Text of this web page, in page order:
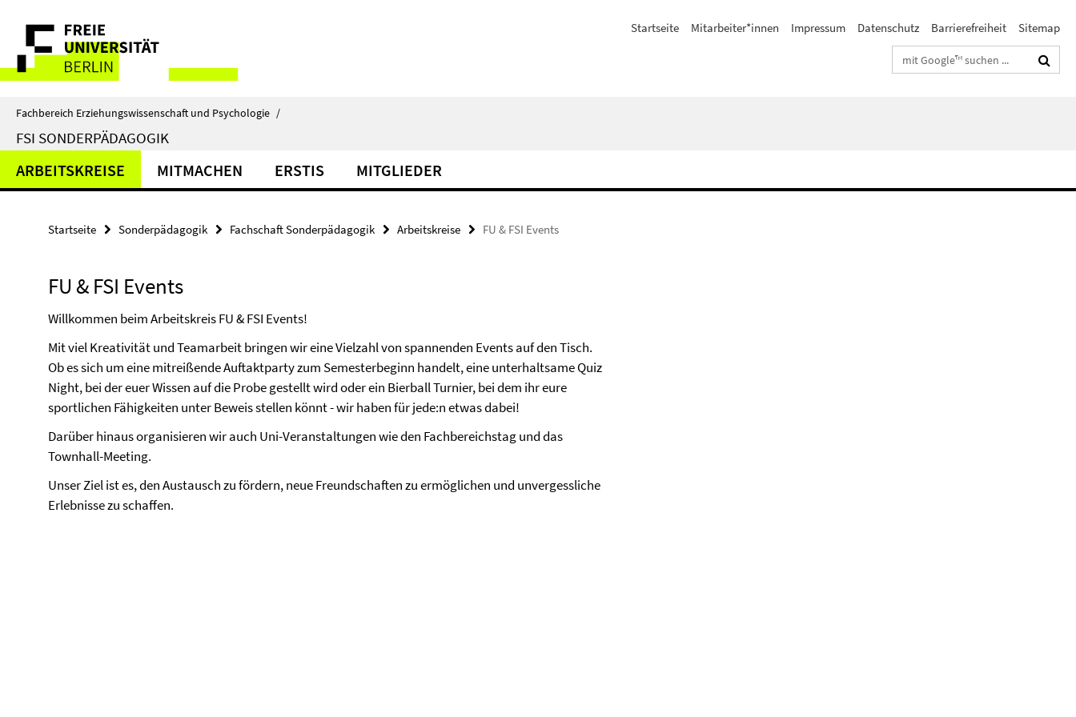
direkt
Inhalt
Service-
Navigation
Startseite Mitarbeiter*innen Impressum Datenschutz Barrierefreiheit
Sitemap
Suchbegriffe
Fachbereich Erziehungswissenschaft und Psychologie /
FSI SONDERPÄDAGOGIK
ARBEITSKREISE MITMACHEN ERSTIS MITGLIEDER
Startseite Sonderpädagogik Fachschaft Sonderpädagogik Arbeitskreise FU & FSI Events
FU & FSI Events
Willkommen beim Arbeitskreis FU & FSI Events!
Mit viel Kreativität und Teamarbeit bringen wir eine Vielzahl von spannenden Events auf den Tisch.
Ob es sich um eine mitreißende Auftaktparty zum Semesterbeginn handelt, eine unterhaltsame Quiz
Night, bei der euer Wissen auf die Probe gestellt wird oder ein Bierball Turnier, bei dem ihr eure
sportlichen Fähigkeiten unter Beweis stellen könnt - wir haben für jede:n etwas dabei!
Darüber hinaus organisieren wir auch Uni-Veranstaltungen wie den Fachbereichstag und das
Townhall-Meeting.
Unser Ziel ist es, den Austausch zu fördern, neue Freundschaften zu ermöglichen und unvergessliche
Erlebnisse zu schaffen.